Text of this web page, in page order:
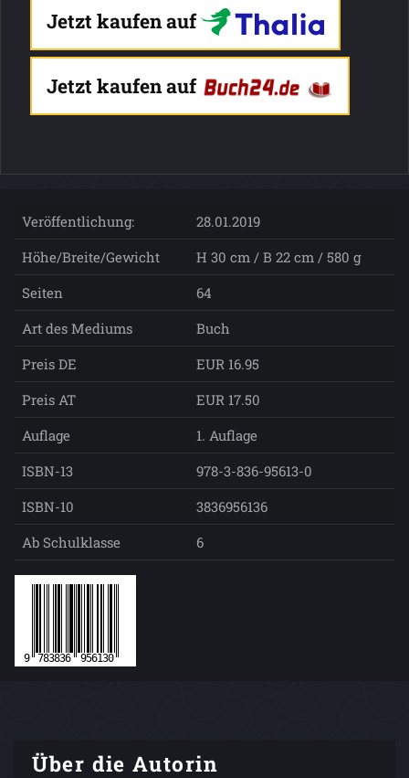
Jetzt kaufen auf
Jetzt kaufen auf
Veröffentlichung:
28.01.2019
Höhe/Breite/Gewicht
H 30 cm / B 22 cm / 580 g
Seiten
64
Art des Mediums
Buch
Preis DE
EUR 16.95
Preis AT
EUR 17.50
Auflage
1. Auflage
ISBN-13
978-3-836-95613-0
ISBN-10
3836956136
Ab Schulklasse
6
Über die Autorin